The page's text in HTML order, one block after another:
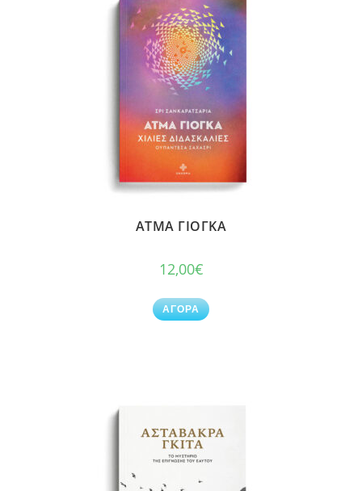
ΑΤΜΑ ΓΙΟΓΚΑ
12,00€
ΑΓΟΡΑ